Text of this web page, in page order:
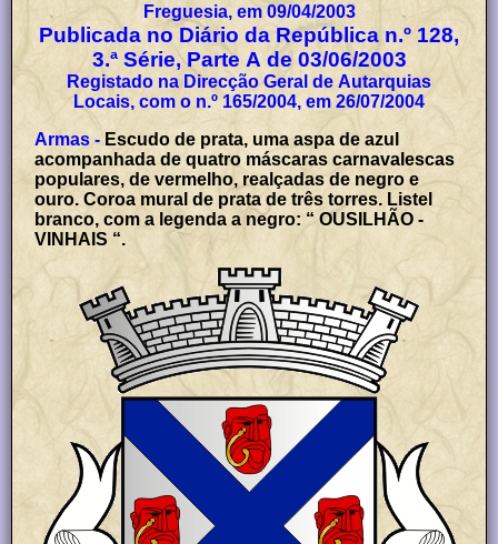
Freguesia, em 09/04/2003
Publicada no Diário da República n.º 128,
3.ª Série, Parte A de 03/06/2003
Registado na Direcção Geral de Autarquias
Locais, com o n.º 165/2004, em 26/07/2004
Armas - Escudo de prata, uma aspa de azul
acompanhada de quatro máscaras carnavalescas
populares, de vermelho, realçadas de negro e
ouro. Coroa mural de prata de três torres. Listel
branco, com a legenda a negro: “ OUSILHÃO -
VINHAIS “.